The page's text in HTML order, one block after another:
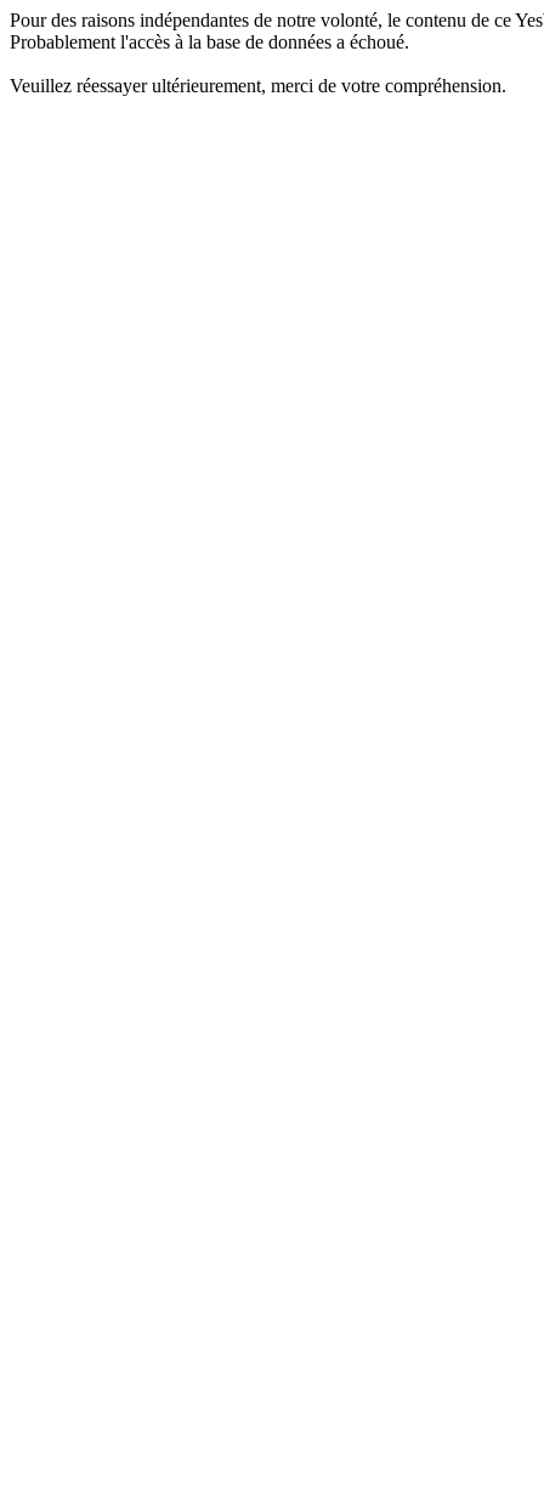
Pour des raisons indépendantes de notre volonté, le contenu de ce
Probablement l'accès à la base de données a échoué.
Veuillez réessayer ultérieurement, merci de votre compréhension.